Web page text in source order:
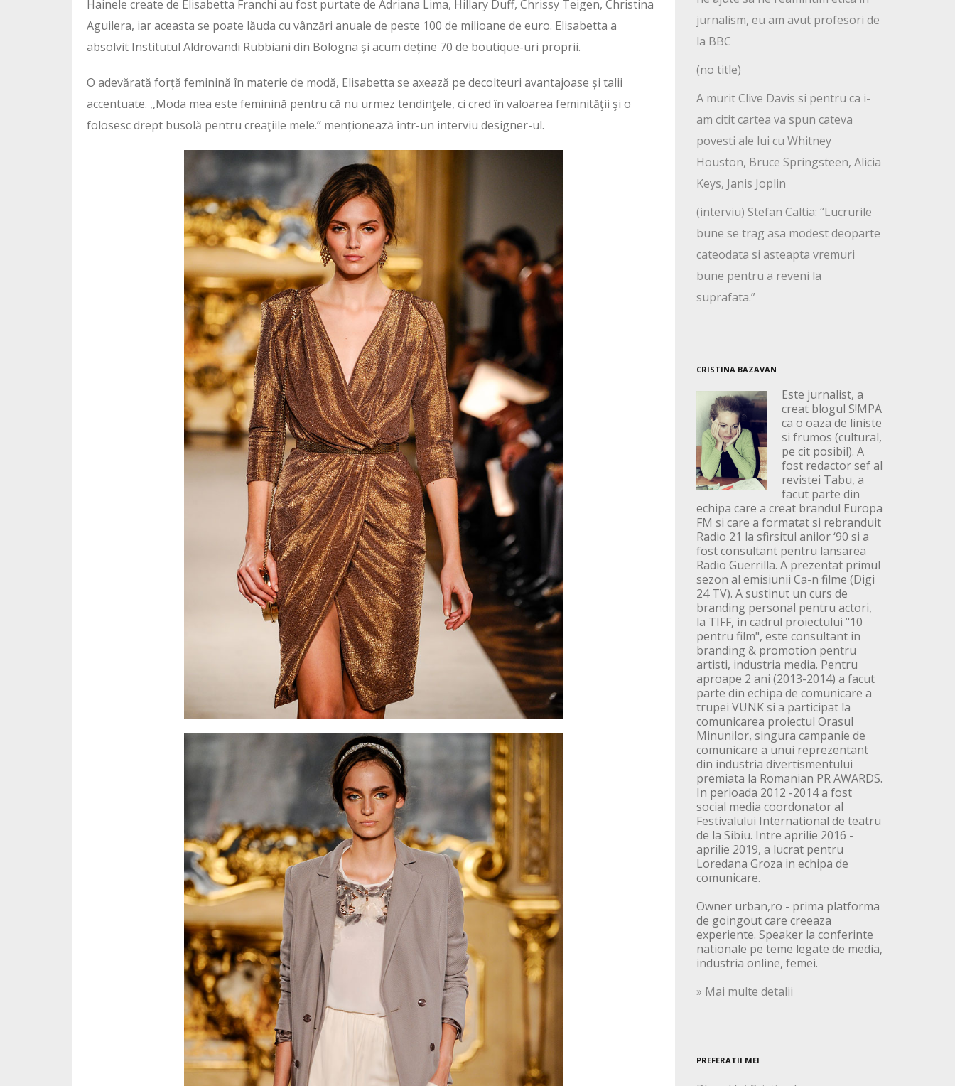
Hainele create de Elisabetta Franchi au fost purtate de Adriana Lima, Hillary Duff, Chrissy Teigen, Christina
Aguilera, iar aceasta se poate lăuda cu vânzări anuale de peste 100 de milioane de euro. Elisabetta a
absolvit Institutul Aldrovandi Rubbiani din Bologna și acum deține 70 de boutique-uri proprii.
O adevărată forță feminină în materie de modă, Elisabetta se axează pe decolteuri avantajoase și talii
accentuate. ,,Moda mea este feminină pentru că nu urmez tendinţele, ci cred în valoarea feminităţii şi o
folosesc drept busolă pentru creaţiile mele.’’ menționează într-un interviu designer-ul.
jurnalism, eu am avut profesori de
la BBC
(no title)
A murit Clive Davis si pentru ca i-
am citit cartea va spun cateva
povesti ale lui cu Whitney
Houston, Bruce Springsteen, Alicia
Keys, Janis Joplin
(interviu) Stefan Caltia: “Lucrurile
bune se trag asa modest deoparte
cateodata si asteapta vremuri
bune pentru a reveni la
suprafata.”
CRISTINA BAZAVAN
Este jurnalist, a
creat blogul S!MPA
ca o oaza de liniste
si frumos (cultural,
pe cit posibil). A
fost redactor sef al
revistei Tabu, a
facut parte din
echipa care a creat brandul Europa
FM si care a formatat si rebranduit
Radio 21 la sfirsitul anilor ‘90 si a
fost consultant pentru lansarea
Radio Guerrilla. A prezentat primul
sezon al emisiunii Ca-n filme (Digi
24 TV). A sustinut un curs de
branding personal pentru actori,
la TIFF, in cadrul proiectului "10
pentru film", este consultant in
branding & promotion pentru
artisti, industria media. Pentru
aproape 2 ani (2013-2014) a facut
parte din echipa de comunicare a
trupei VUNK si a participat la
comunicarea proiectul Orasul
Minunilor, singura campanie de
comunicare a unui reprezentant
din industria divertismentului
premiata la Romanian PR AWARDS.
In perioada 2012 -2014 a fost
social media coordonator al
Festivalului International de teatru
de la Sibiu. Intre aprilie 2016 -
aprilie 2019, a lucrat pentru
Loredana Groza in echipa de
comunicare.
Owner urban,ro - prima platforma
de goingout care creeaza
experiente. Speaker la conferinte
nationale pe teme legate de media,
industria online, femei.
» Mai multe detalii
PREFERATII MEI